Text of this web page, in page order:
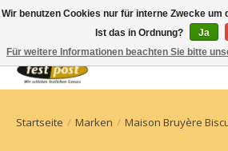
Champagner einfach geschickt
Startseite / Marken / Maison Bruyère
Wir benutzen Cookies nur für interne Zwecke um
Ist das in Ordnung?
Ja
Für weitere Informationen beachten Sie bitte